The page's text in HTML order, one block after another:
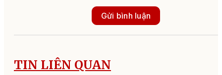
Gửi bình luận
TIN LIÊN QUAN